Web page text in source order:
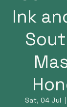
Ink
Sat, 04 Jul
  |